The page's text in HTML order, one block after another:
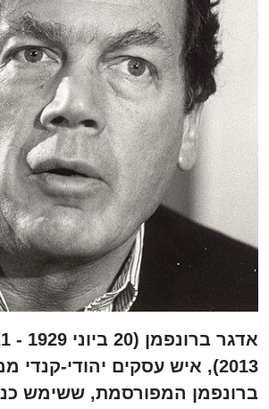
2013), איש עסקים יהודי-
ברונפמן המפורסמת, ששימש